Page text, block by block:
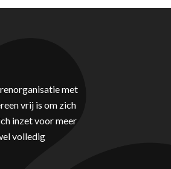
met
vrij is om zich
inzet voor meer
volledig